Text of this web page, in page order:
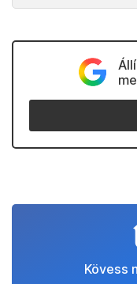
Kövess